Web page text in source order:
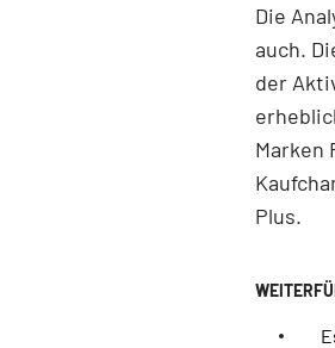
Die
auch.
der
Marken
Plus.